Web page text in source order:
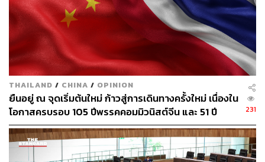
THAILAND / CHINA / OPINION
ยืนอยู่ ณ จุดเริ่มต้นใหม่ ก้าวสู่การเดินทางครั้งใหม่ เนื่องใน
โอกาสครบรอบ 105 ปีพรรคคอมมิวนิสต์จีน และ 51 ปี
ความสัมพันธ์จีนและไทย
231